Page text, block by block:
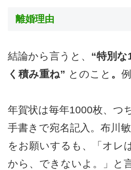
離婚理由
結論から言うと、 “特別
く積み重ね” とのこと 。
年賀状は毎年1000枚、つ
手書きで宛名記入。布川
をお願いするも、「オレ
から、できないよ。」と